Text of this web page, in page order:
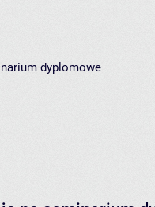
dyplomowe